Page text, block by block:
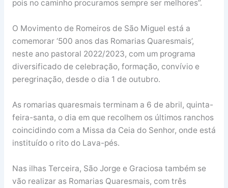
pois no caminho procuramos sempre ser melhores”.
O Movimento de Romeiros de São Miguel está a
comemorar ‘500 anos das Romarias Quaresmais’,
neste ano pastoral 2022/2023, com um programa
diversificado de celebração, formação, convívio e
peregrinação, desde o dia 1 de outubro.
As romarias quaresmais terminam a 6 de abril, quinta-
feira-santa, o dia em que recolhem os últimos ranchos
coincidindo com a Missa da Ceia do Senhor, onde está
instituído o rito do Lava-pés.
Nas ilhas Terceira, São Jorge e Graciosa também se
vão realizar as Romarias Quaresmais, com três